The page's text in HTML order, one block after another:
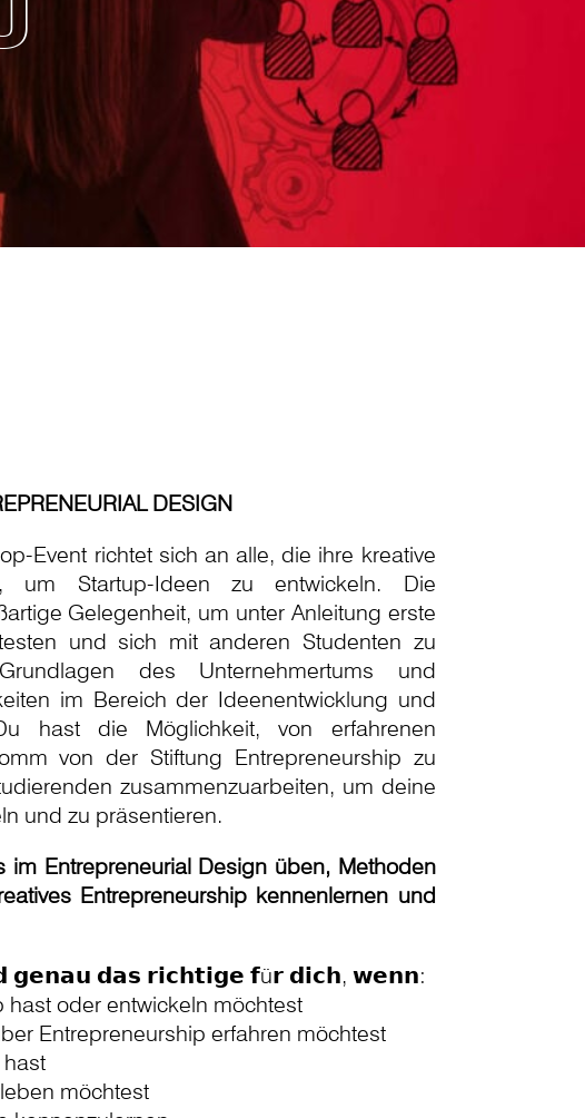
DESIGN
Event richtet sich an alle, die ihre kreative
um Startup-Ideen zu entwickeln. Die
Gelegenheit, um unter Anleitung erste
und sich mit anderen Studenten zu
des Unternehmertums und
im Bereich der Ideenentwicklung und
hast die Möglichkeit, von erfahrenen
von der Stiftung Entrepreneurship zu
zusammenzuarbeiten, um deine
und zu präsentieren.
im Entrepreneurial Design üben, Methoden
Entrepreneurship kennenlernen und
𝗱𝗮𝘀 𝗿𝗶𝗰𝗵𝘁𝗶𝗴𝗲 𝗳ü𝗿 𝗱𝗶𝗰𝗵, 𝘄𝗲𝗻𝗻:
oder entwickeln möchtest
Entrepreneurship erfahren möchtest
möchtest